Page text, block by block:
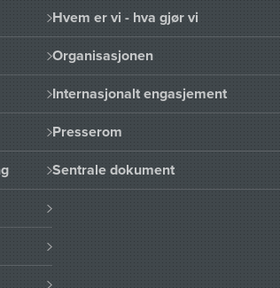
Hvem er vi - hva gjør vi
Organisasjonen
Internasjonalt engasjement
Presserom
Sentrale dokument